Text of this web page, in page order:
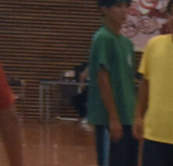
コ
ン
テ
ン
ツ
へ
キ